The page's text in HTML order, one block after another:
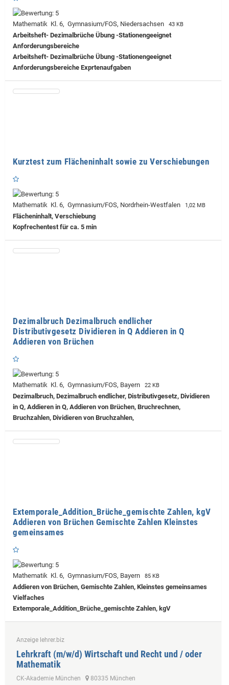
Mathematik Kl. 6, Gymnasium/FOS, Niedersachsen 43 KB
Arbeitsheft- Dezimalbrüche Übung -Stationengeeignet
Anforderungsbereiche
Arbeitsheft- Dezimalbrüche Übung -Stationengeeignet
Anforderungsbereiche Exprtenaufgaben
Kurztest zum Flächeninhalt sowie zu Verschiebungen
Mathematik Kl. 6, Gymnasium/FOS, Nordrhein-Westfalen 1,02 MB
Flächeninhalt, Verschiebung
Kopfrechentest für ca. 5 min
Dezimalbruch Dezimalbruch endlicher
Distributivgesetz Dividieren in Q Addieren in Q
Addieren von Brüchen
Mathematik Kl. 6, Gymnasium/FOS, Bayern 22 KB
Dezimalbruch, Dezimalbruch endlicher, Distributivgesetz, Dividieren
in Q, Addieren in Q, Addieren von Brüchen, Bruchrechnen,
Bruchzahlen, Dividieren von Bruchzahlen,
Extemporale_Addition_Brüche_gemischte Zahlen, kgV
Addieren von Brüchen Gemischte Zahlen Kleinstes
gemeinsames
Mathematik Kl. 6, Gymnasium/FOS, Bayern 85 KB
Addieren von Brüchen, Gemischte Zahlen, Kleinstes gemeinsames
Vielfaches
Extemporale_Addition_Brüche_gemischte Zahlen, kgV
Anzeige lehrer.biz
Lehrkraft (m/w/d) Wirtschaft und Recht und / oder
Mathematik
CK-Akademie München 80335 München